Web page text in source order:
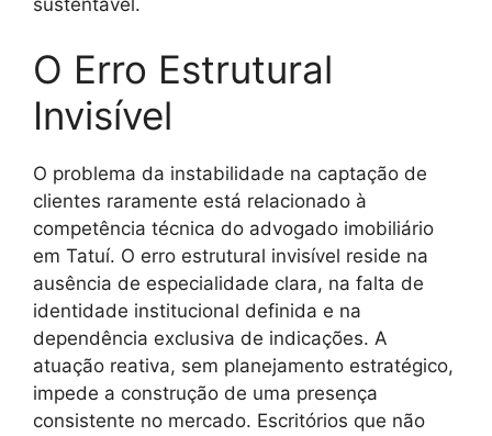
O Erro Estrutural
Invisível
O problema da instabilidade na captação de
clientes raramente está relacionado à
competência técnica do advogado imobiliário
em Tatuí. O erro estrutural invisível reside na
ausência de especialidade clara, na falta de
identidade institucional definida e na
dependência exclusiva de indicações. A
atuação reativa, sem planejamento estratégico,
impede a construção de uma presença
consistente no mercado. Escritórios que não